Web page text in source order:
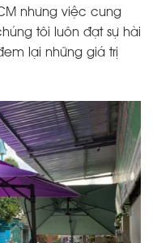
nhưng việc cung
tôi luôn đạt sự hài
lại những giá trị